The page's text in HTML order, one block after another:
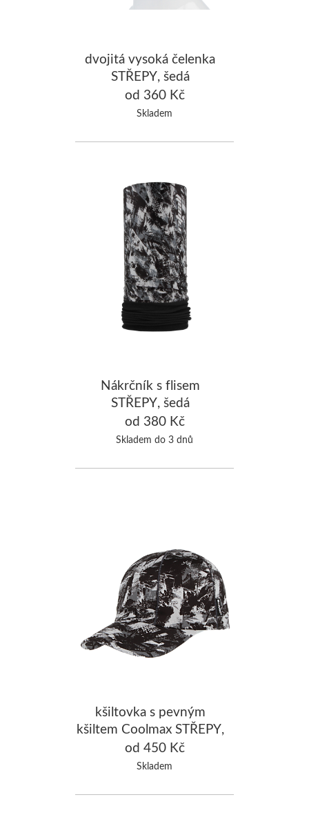
dvojitá vysoká čelenka
STŘEPY, šedá
od 360 Kč
Skladem
Nákrčník s flisem
STŘEPY, šedá
od 380 Kč
Skladem do 3 dnů
kšiltovka s pevným
kšiltem Coolmax STŘEPY,
černá/šedá
od 450 Kč
Skladem